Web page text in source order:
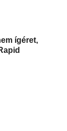
ígéret,